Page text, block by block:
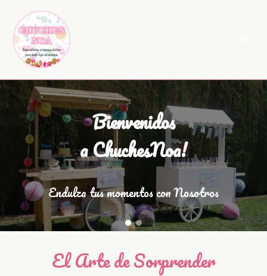
contenido
Bienvenidos
a ChuchesNoa!
Endulza tus momentos con Nosotros
El Arte de Sorprender